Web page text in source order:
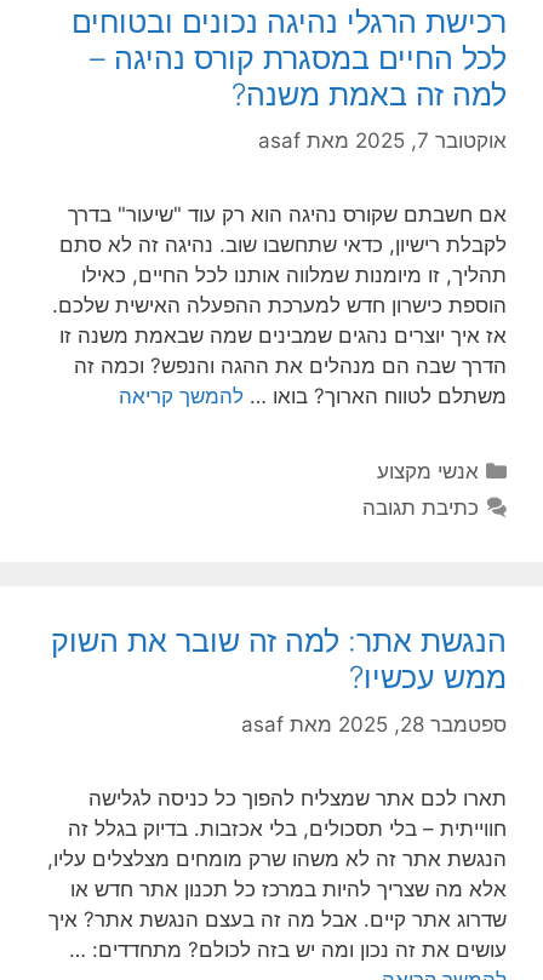
רכישת הרגלי נהיגה נכונים ובטוחים
לכל החיים במסגרת קורס נהיגה –
למה זה באמת משנה?
אוקטובר 7, 2025 מאת asaf
אם חשבתם שקורס נהיגה הוא רק עוד "שיעור" בדרך
לקבלת רישיון, כדאי שתחשבו שוב. נהיגה זה לא סתם
תהליך, זו מיומנות שמלווה אותנו לכל החיים, כאילו
הוספת כישרון חדש למערכת ההפעלה האישית שלכם.
אז איך יוצרים נהגים שמבינים שמה שבאמת משנה זו
הדרך שבה הם מנהלים את ההגה והנפש? וכמה זה
משתלם לטווח הארוך? בואו … להמשך קריאה
קטגוריות
אנשי מקצוע
כתיבת תגובה
הנגשת אתר: למה זה שובר את השוק
ממש עכשיו?
ספטמבר 28, 2025 מאת asaf
תארו לכם אתר שמצליח להפוך כל כניסה לגלישה
חווייתית – בלי תסכולים, בלי אכזבות. בדיוק בגלל זה
הנגשת אתר זה לא משהו שרק מומחים מצלצלים עליו,
אלא מה שצריך להיות במרכז כל תכנון אתר חדש או
שדרוג אתר קיים. אבל מה זה בעצם הנגשת אתר? איך
עושים את זה נכון ומה יש בזה לכולם? מתחדדים: …